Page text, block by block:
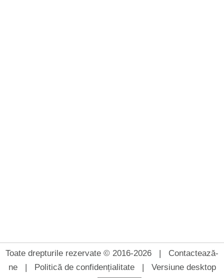
Toate drepturile rezervate © 2016-2026 | Contactează-
ne| Politică de confidențialitate| Versiune desktop